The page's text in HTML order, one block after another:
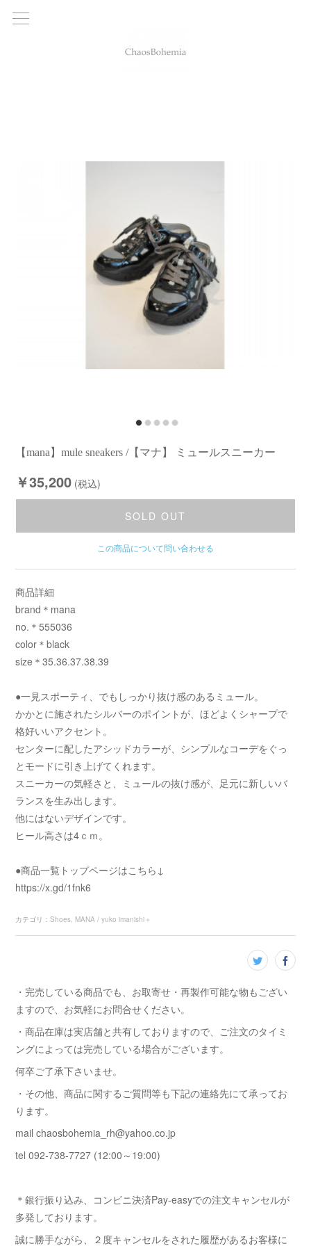
【mana】mule sneakers /【マナ】 ミュールスニーカー
￥35,200 (税込)
SOLD OUT
この商品について問い合わせる
商品詳細
brand＊mana
no.＊555036
color＊black
size＊35.36.37.38.39
●一見スポーティ、でもしっかり抜け感のあるミュール。
かかとに施されたシルバーのポイントが、ほどよくシャープで
格好いいアクセント。
センターに配したアシッドカラーが、シンプルなコーデをぐっ
とモードに引き上げてくれます。
スニーカーの気軽さと、ミュールの抜け感が、足元に新しいバ
ランスを生み出します。
他にはないデザインです。
ヒール高さは4ｃｍ。
●商品一覧トップページはこちら↓
https://x.gd/1fnk6
カテゴリ ： Shoes MANA / yuko imanishi＋
・完売している商品でも、お取寄せ・再製作可能な物もござい
ますので、お気軽にお問合せください。
・商品在庫は実店舗と共有しておりますので、ご注文のタイミ
ングによっては完売している場合がございます。
何卒ご了承下さいませ。
・その他、商品に関するご質問等も下記の連絡先にて承ってお
ります。
mail chaosbohemia_rh@yahoo.co.jp
tel 092-738-7727 (12:00～19:00)
＊銀行振り込み、コンビニ決済Pay-easyでの注文キャンセルが
多発しております。
誠に勝手ながら、２度キャンセルをされた履歴があるお客様に